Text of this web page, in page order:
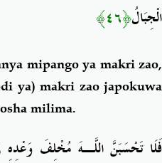
الْجِبَالُ﴿٤٦﴾
mipango ya makri zao,
ya) makri zao japokuwa
milima.
فَلَا تَحْسَبَنَّ اللَّـهَ مُخْلِفَ وَعْدِهِ